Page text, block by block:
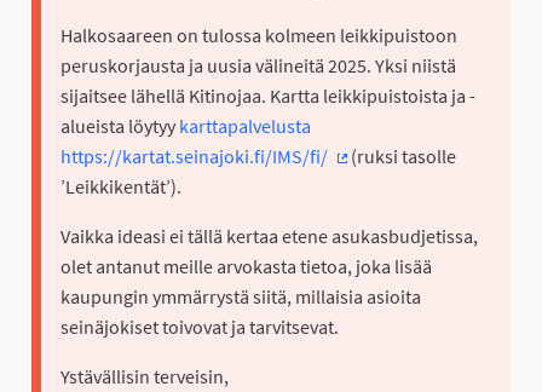
Halkosaareen on tulossa kolmeen leikkipuistoon
peruskorjausta ja uusia välineitä 2025. Yksi niistä
sijaitsee lähellä Kitinojaa. Kartta leikkipuistoista ja -
alueista löytyy karttapalvelusta
https://kartat.seinajoki.fi/IMS/fi/
(ruksi tasolle
’Leikkikentät’).
Vaikka ideasi ei tällä kertaa etene asukasbudjetissa,
olet antanut meille arvokasta tietoa, joka lisää
kaupungin ymmärrystä siitä, millaisia asioita
seinäjokiset toivovat ja tarvitsevat.
Ystävällisin terveisin,